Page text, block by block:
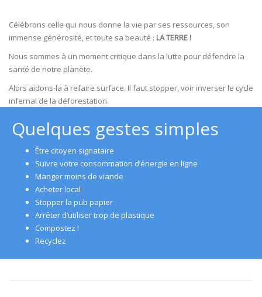
Célébrons celle qui nous donne la vie par ses ressources, son
immense générosité, et toute sa beauté : LA TERRE !
Nous sommes à un moment critique dans la lutte pour défendre la
santé de notre planète.
Alors aidons-la à refaire surface. Il faut stopper, voir inverser le cycle
infernal de la déforestation.
Quelques gestes simples
Être citoyen signataire
Suivre votre consommation d’énergie en ligne
Manger moins de viande
Acheter local
Stopper la pub papier
Arrêter d’utiliser trop de plastique
Compostez !
Recyclez